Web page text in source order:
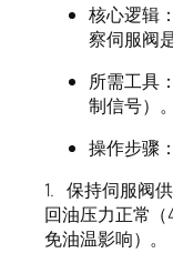
核心逻辑
察伺服阀
所需工具
制信号）。
操作步骤：
1. 保持伺服阀
回油压力正常
免油温影响）。